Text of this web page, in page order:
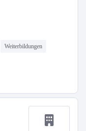
Weiterbildungen